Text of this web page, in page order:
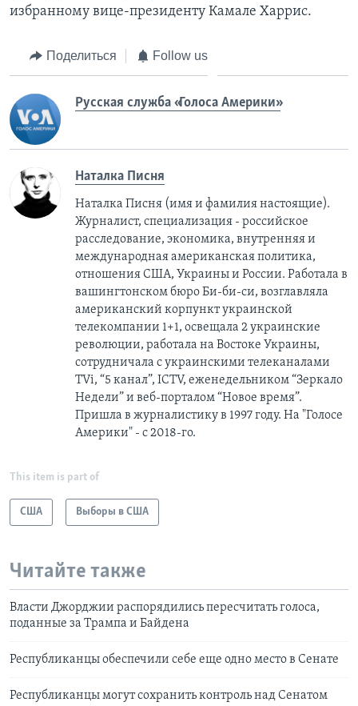
избранному вице-президенту Камале Харрис.
Поделиться Follow us
Русская служба «Голоса Америки»
Наталка Писня
Наталка Писня (имя и фамилия настоящие).
Журналист, специализация - российское
расследование, экономика, внутренняя и
международная американская политика,
отношения США, Украины и России. Работала в
вашингтонском бюро Би-би-си, возглавляла
американский корпункт украинской
телекомпании 1+1, освещала 2 украинские
революции, работала на Востоке Украины,
сотрудничала с украинскими телеканалами
TVi, “5 канал”, ICTV, еженедельником “Зеркало
Недели” и веб-порталом “Новое время”.
Пришла в журналистику в 1997 году. На "Голосе
Америки" - с 2018-го.
This item is part of
США Выборы в США
Читайте также
Власти Джорджии распорядились пересчитать голоса,
поданные за Трампа и Байдена
Республиканцы обеспечили себе еще одно место в Сенате
Республиканцы могут сохранить контроль над Сенатом